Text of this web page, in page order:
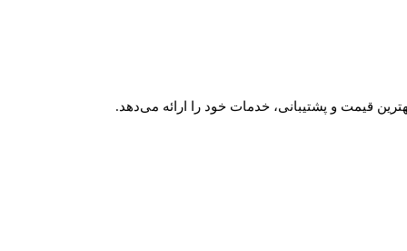
قیمت و پشتیبانی، خدمات خود را ارائه می‌دهد.